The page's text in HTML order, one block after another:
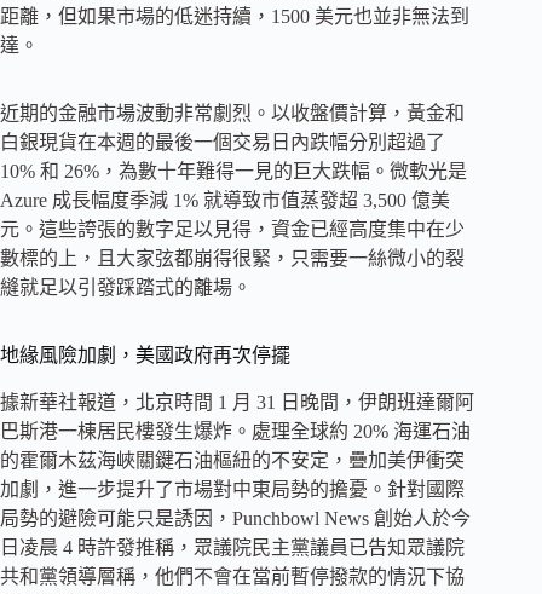
距離，但如果市場的低迷持續，1500 美元也並非無法到
達。
近期的金融市場波動非常劇烈。以收盤價計算，黃金和
白銀現貨在本週的最後一個交易日內跌幅分別超過了
10% 和 26%，為數十年難得一見的巨大跌幅。微軟光是
Azure 成長幅度季減 1% 就導致市值蒸發超 3,500 億美
元。這些誇張的數字足以見得，資金已經高度集中在少
數標的上，且大家弦都崩得很緊，只需要一絲微小的裂
縫就足以引發踩踏式的離場。
地緣風險加劇，美國政府再次停擺
據新華社報道，北京時間 1 月 31 日晚間，伊朗班達爾阿
巴斯港一棟居民樓發生爆炸。處理全球約 20% 海運石油
的霍爾木茲海峽關鍵石油樞紐的不安定，疊加美伊衝突
加劇，進一步提升了市場對中東局勢的擔憂。針對國際
局勢的避險可能只是誘因，Punchbowl News 創始人於今
日凌晨 4 時許發推稱，眾議院民主黨議員已告知眾議院
共和黨領導層稱，他們不會在當前暫停撥款的情況下協